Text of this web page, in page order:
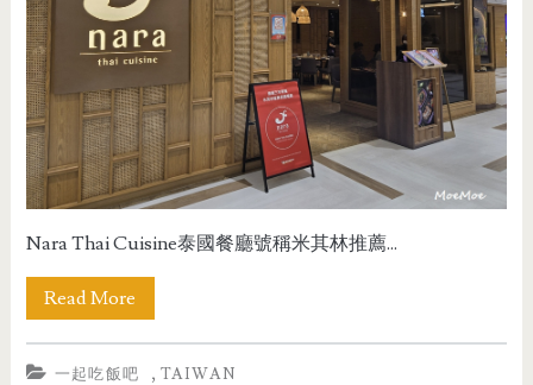
Nara Thai Cuisine泰國餐廳號稱米其林推薦...
Read More
一起吃飯吧 ,TAIWAN